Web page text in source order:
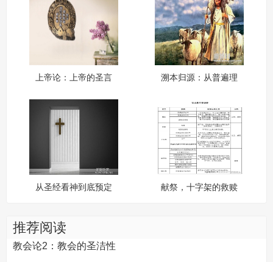
上帝论：上帝的圣言
溯本归源：从普遍理
从圣经看神到底预定
献祭，十字架的救赎
推荐阅读
教会论2：教会的圣洁性